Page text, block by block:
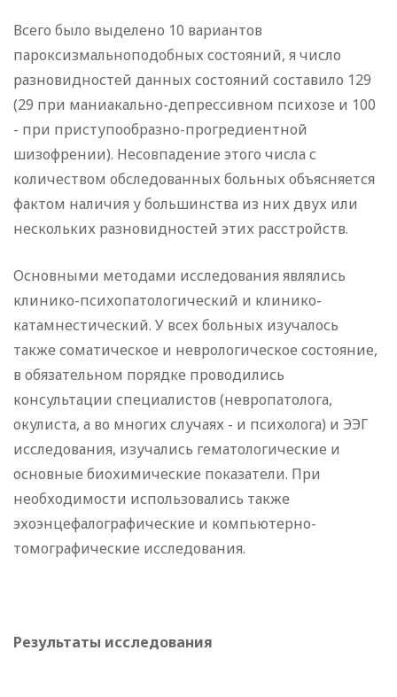
Всего было выделено 10 вариантов
пароксизмальноподобных состояний, я число
разновидностей данных состояний составило 129
(29 при маниакально-депрессивном психозе и 100
- при приступообразно-прогредиентной
шизофрении). Несовпадение этого числа с
количеством обследованных больных объясняется
фактом наличия у большинства из них двух или
нескольких разновидностей этих расстройств.
Основными методами исследования являлись
клинико-психопатологический и клинико-
катамнестический. У всех больных изучалось
также соматическое и неврологическое состояние,
в обязательном порядке проводились
консультации специалистов (невропатолога,
окулиста, а во многих случаях - и психолога) и ЭЭГ
исследования, изучались гематологические и
основные биохимические показатели. При
необходимости использовались также
эхоэнцефалографические и компьютерно-
томографические исследования.
Результаты исследования